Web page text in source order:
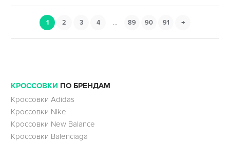
1 2 3 4 … 89 90 91 →
КРОССОВКИ ПО БРЕНДАМ
Кроссовки Adidas
Кроссовки Nike
Кроссовки New Balance
Кроссовки Balenciaga